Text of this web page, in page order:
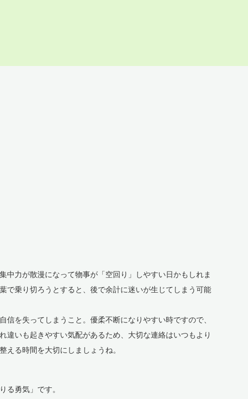
中力が散漫になって物事が「空回り」しやすい日かもしれま
で乗り切ろうとすると、後で余計に迷いが生じてしまう可能
を失ってしまうこと。優柔不断になりやすい時ですので、
違いも起きやすい気配があるため、大切な連絡はいつもより
える時間を大切にしましょうね。
る勇気」です。